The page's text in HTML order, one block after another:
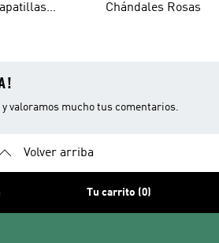
Chándales Rosas
valoramos mucho tus comentarios.
Volver arriba
Tu carrito (0)